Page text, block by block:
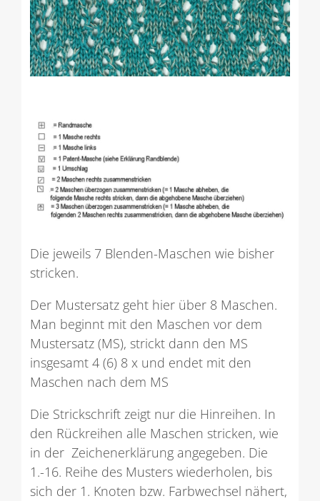
Die jeweils 7 Blenden-Maschen wie bisher
stricken.
Der Mustersatz geht hier über 8 Maschen.
Man beginnt mit den Maschen vor dem
Mustersatz (MS), strickt dann den MS
insgesamt 4 (6) 8 x und endet mit den
Maschen nach dem MS
Die Strickschrift zeigt nur die Hinreihen. In
den Rückreihen alle Maschen stricken, wie
in der Zeichenerklärung angegeben. Die
1.-16. Reihe des Musters wiederholen, bis
sich der 1. Knoten bzw. Farbwechsel nähert,